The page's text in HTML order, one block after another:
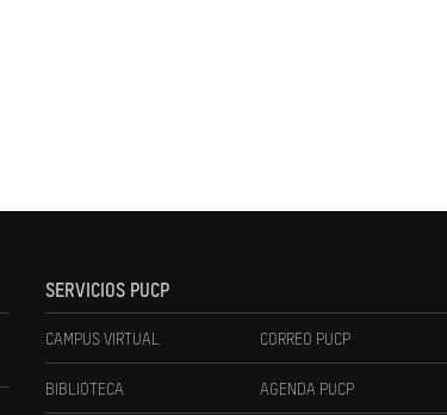
SERVICIOS PUCP
CAMPUS VIRTUAL CORREO PUCP
BIBLIOTECA AGENDA PUCP